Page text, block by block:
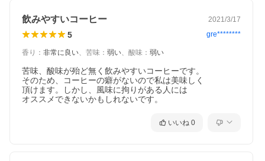
よく混ぜる
飲みやすいコーヒー 2021/3/17
5 gre********
香り ： 非常に良い、 苦味 ： 弱い、 酸味 ： 弱い
苦味、酸味が殆ど無く飲みやすいコーヒーです。
そのため、コーヒーの癖がないので私は美味しく
頂けます。しかし、風味に拘りがある人には
オススメできないかもしれないです。
いいね 0